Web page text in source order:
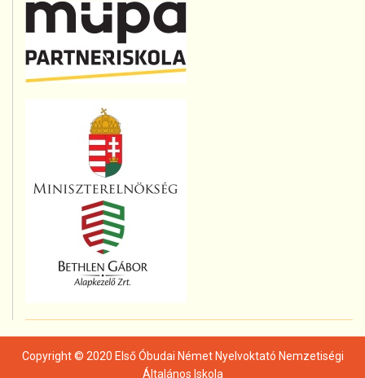
Copyright © 2020 Első Óbudai Német Nyelvoktató Nemzetiségi
Általános Iskola